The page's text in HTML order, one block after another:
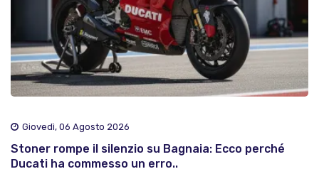
Giovedì, 06 Agosto 2026
Stoner rompe il silenzio su Bagnaia: Ecco perché
Ducati ha commesso un erro..